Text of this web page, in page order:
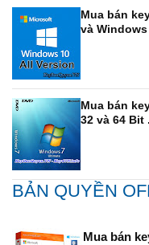
Mua bán
và
Mua bán
32 và 64 Bit .
BẢN QUYỀN
Mua bán